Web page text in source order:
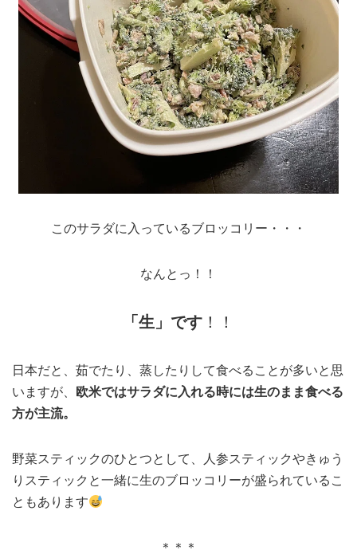
このサラダに入っているブロッコリー・・・
なんとっ！！
「生」です ！！
日本だと、茹でたり、蒸したりして食べることが多いと思
いますが、 欧米ではサラダに入れる時には生のまま食べる
方が主流。
野菜スティックのひとつとして、人参スティックやきゅう
りスティックと一緒に生のブロッコリーが盛られているこ
ともあります
＊＊＊